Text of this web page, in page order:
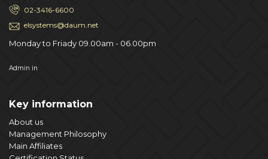
02-3416-6600
elsystems@daum.net
Monday to Friady 09.00am - 06.00pm
Admin in
Key information
About us
Management Philosophy
Main Affiliates